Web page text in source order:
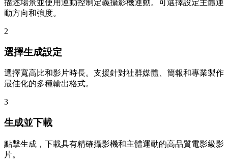
描述場景並使用運動控制定義攝影機運動。可選擇設定主體運
動方向和強度。
2
選擇生成設定
選擇寬高比和影片時長。支援針對社群媒體、簡報和專業製作
最佳化的多種輸出格式。
3
生成並下載
點擊生成，下載具有精確攝影機和主體運動的高品質電影級影
片。